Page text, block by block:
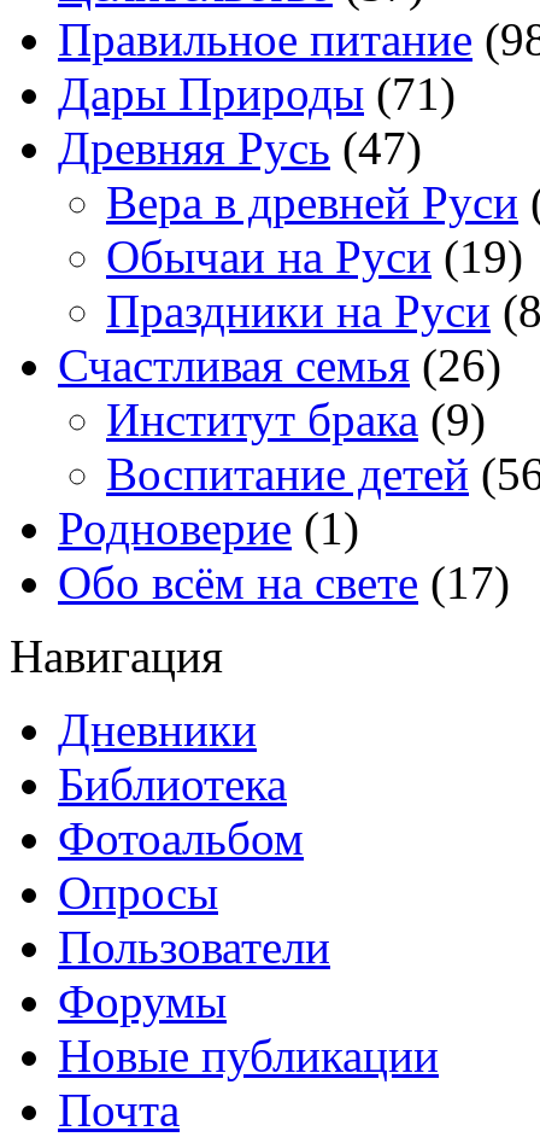
Правильное питание
Дары Природы (71)
Древняя Русь (47)
Вера в древней Руси
Обычаи на Руси (19)
Праздники на Руси
Счастливая семья (26)
Институт брака (9)
Воспитание детей
Родноверие (1)
Обо всём на свете (17)
Навигация
Дневники
Библиотека
Фотоальбом
Опросы
Пользователи
Форумы
Новые публикации
Почта